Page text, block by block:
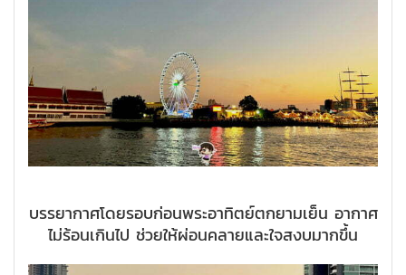
บรรยากาศโดยรอบก่อนพระอาทิตย์ตกยามเย็น อากาศ
ไม่ร้อนเกินไป ช่วยให้ผ่อนคลายและใจสงบมากขึ้น